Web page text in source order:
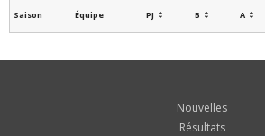
Saison Équipe PJ B A
Nouvelles
Résultats